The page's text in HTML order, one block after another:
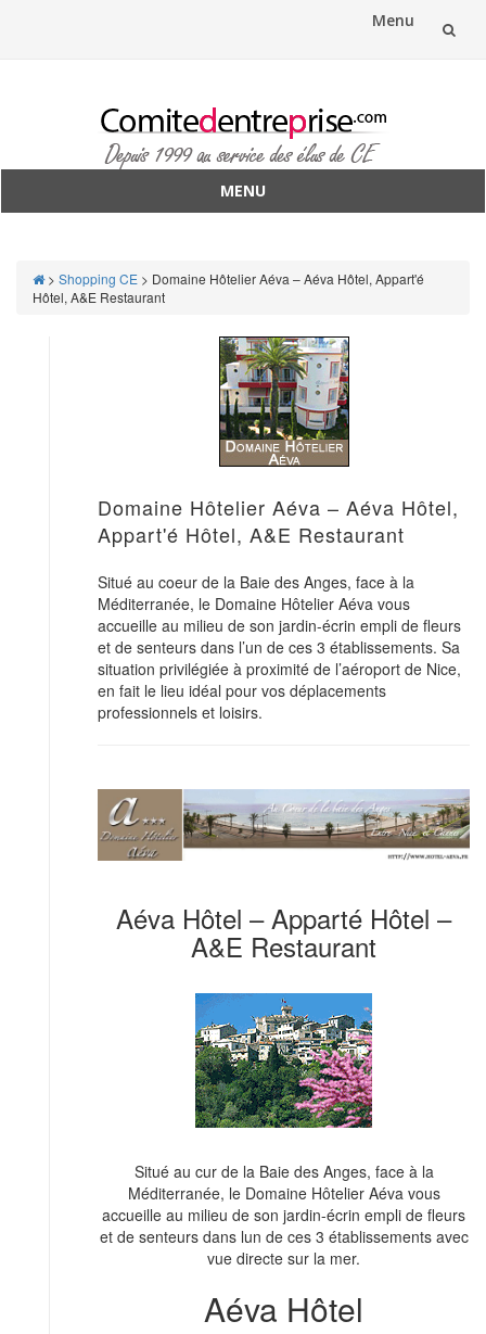
Menu
MENU
> Shopping CE > Domaine Hôtelier Aéva – Aéva Hôtel, Appart'é
Hôtel, A&E Restaurant
Domaine Hôtelier Aéva – Aéva Hôtel,
Appart'é Hôtel, A&E Restaurant
Situé au coeur de la Baie des Anges, face à la
Méditerranée, le Domaine Hôtelier Aéva vous
accueille au milieu de son jardin-écrin empli de fleurs
et de senteurs dans l’un de ces 3 établissements. Sa
situation privilégiée à proximité de l’aéroport de Nice,
en fait le lieu idéal pour vos déplacements
professionnels et loisirs.
Aéva Hôtel – Apparté Hôtel –
A&E Restaurant
Situé au cur de la Baie des Anges, face à la
Méditerranée, le Domaine Hôtelier Aéva vous
accueille au milieu de son jardin-écrin empli de fleurs
et de senteurs dans lun de ces 3 établissements avec
vue directe sur la mer.
Aéva Hôtel